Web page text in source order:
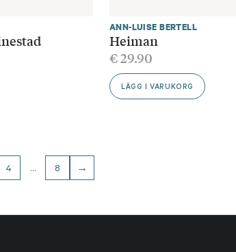
ANN-LUISE BERTELL
Heiman
€29.90
LÄGG I VARUKORG
4 … 8 →